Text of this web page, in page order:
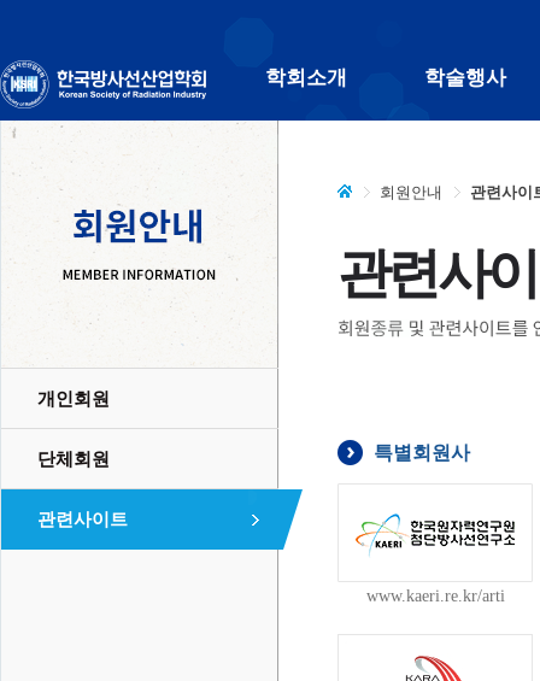
학회소개 학술행사
개인회원
단체회원
관련사이트
관련사
회원안내 관련사이
특별회원사
www.kaeri.re.kr/arti